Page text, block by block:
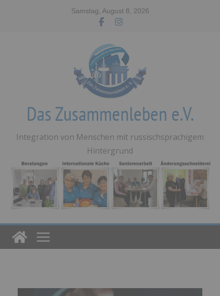
Samstag, August 8, 2026
Das Zusammenleben e.V.
Integration von Menschen mit russischsprachigem
Hintergrund